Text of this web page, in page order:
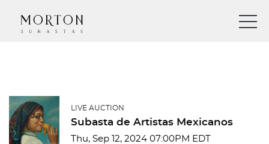
LIVE AUCTION
Subasta de Artistas Mexicanos
Thu, Sep 12, 2024 07:00PM EDT